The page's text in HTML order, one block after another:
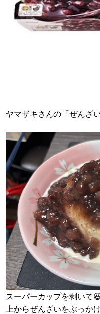
ヤマザキさんの「ぜんざ
スーパーカップを剥いて
上からぜんざいをぶっか